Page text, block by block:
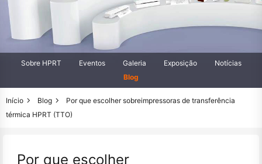
Sobre HPRT Eventos Galeria Exposição
Notícias
Blog
Início Blog
Por que escolher sobreimpressoras de transferência
térmica HPRT (TTO)
Por que escolher